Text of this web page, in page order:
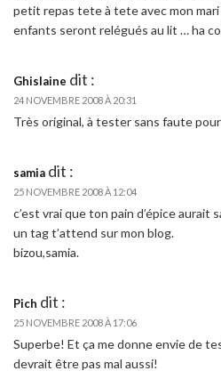
petit repas tete à tete avec mon
enfants seront relégués au lit … ha
Ghislaine dit :
24 NOVEMBRE 2008 À 20:31
Très original, à tester sans faute
samia dit :
25 NOVEMBRE 2008 À 12:04
c’est vrai que ton pain d’épice aurait
un tag t’attend sur mon blog.
bizou,samia.
Pich dit :
25 NOVEMBRE 2008 À 17:06
Superbe! Et ça me donne envie de
devrait être pas mal aussi!